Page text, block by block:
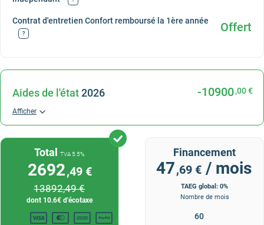
Contrat d'entretien Confort remboursé la 1ère année
? Offert
Aides de l'état2026 -10900,00 €
Afficher
TotalTVA 5.5%
2692,49 €
13892,49 €
dont 10.6€ d'écotaxe
Financement
47,69 € / mois
TAEG global: 0%
Nombre de mois